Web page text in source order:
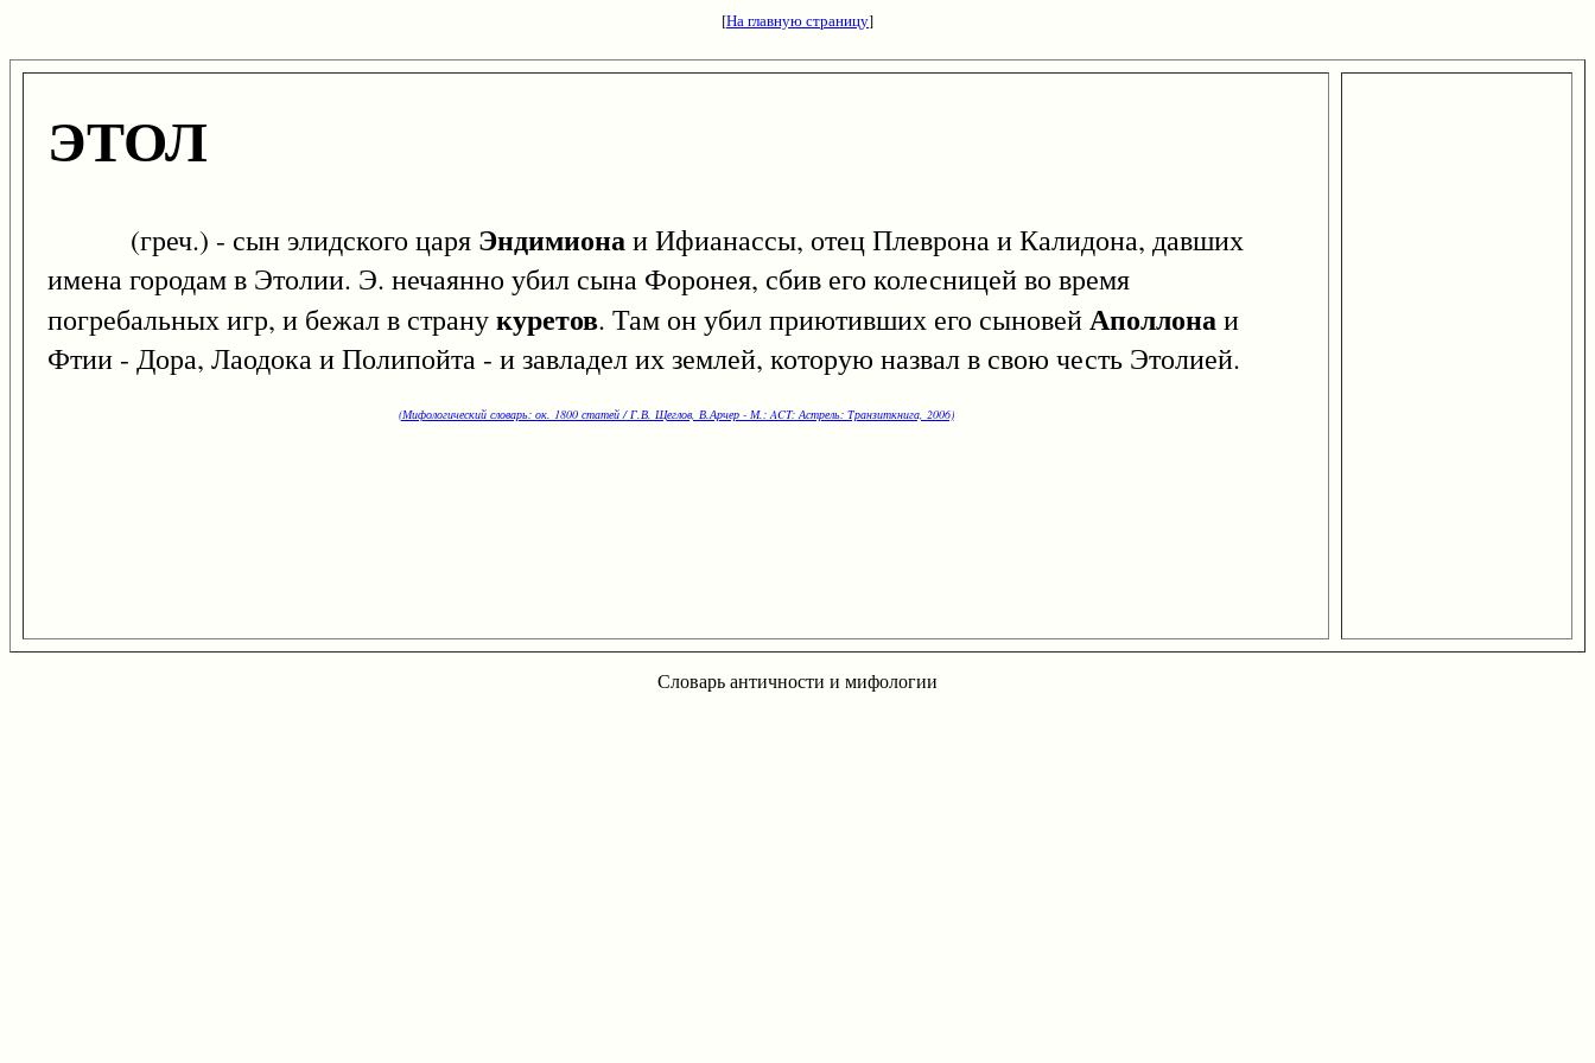
[На главную страницу]
ЭТОЛ
(греч.) - сын элидского царя Эндимионаи Ифианассы, отец Плеврона и Калидона, давших
имена городам в Этолии. Э. нечаянно убил сына Форонея, сбив его колесницей во время
погребальных игр, и бежал в странукуретов. Там он убил приютивших его сыновейАполлонаи
Фтии - Дора, Лаодока и Полипойта - и завладел их землей, которую назвал в свою честь Этолией.
(Мифологический словарь: ок. 1800 статей / Г.В. Щеглов, В.Арчер - М.: ACT: Астрель: Транзиткнига, 2006)
Словарь античности и мифологии